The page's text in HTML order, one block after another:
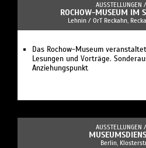
AUSSTELLUNGEN /
ROCHOW-MUSEUM IM
Lehnin / OrT Reckahn,
Das Rochow-Museum
Lesungen und Vorträge.
Anziehungspunkt
AUSSTELLUNGEN /
Berlin,